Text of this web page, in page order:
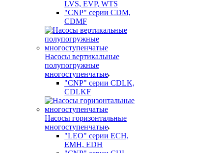
LVS, EVP, WTS
"CNP" серии CDM,
CDMF
Насосы вертикальные
полупогружные
многоступенчатые
"CNP" серии CDLK,
CDLKF
Насосы горизонтальные
многоступенчатые
"LEO" серии ECH,
EMH, EDH